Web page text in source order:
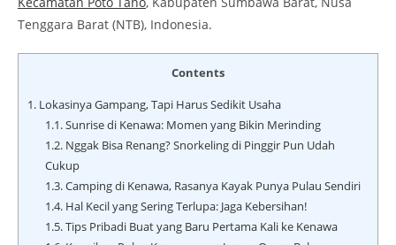
Tenggara Barat (NTB), Indonesia.
Contents
1. Lokasinya Gampang, Tapi Harus Sedikit Usaha
1.1.Sunrise di Kenawa: Momen yang Bikin Merinding
1.2.Nggak Bisa Renang? Snorkeling di Pinggir Pun Udah
Cukup
1.3.Camping di Kenawa, Rasanya Kayak Punya Pulau Sendiri
1.4.Hal Kecil yang Sering Terlupa: Jaga Kebersihan!
1.5.Tips Pribadi Buat yang Baru Pertama Kali ke Kenawa